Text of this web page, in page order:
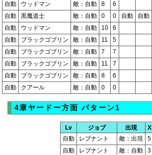
自動
ウッドマン 敵：自動 8
6
自動
黒魔道士 敵：自動 0 0 自動 自動
自動
ウッドマン 敵：自動 10
6
自動
ブラックゴブリン 敵：自動 11
5
自動
ブラックゴブリン 敵：自動 7
7
自動
ブラックゴブリン 敵：自動 11
7
自動
ブラックゴブリン 敵：自動 8
6
自動
クアール 敵：自動 0 0
4章ヤードー方面 パターン1
Lv ジョブ 出現 X
自動
レブナント 敵：出現 5
自動
レブナント 敵：自動 3